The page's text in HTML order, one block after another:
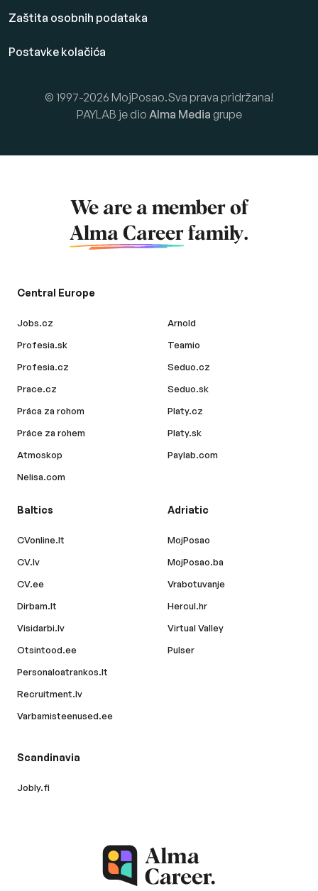
Zaštita osobnih podataka
Postavke kolačića
© 1997-2026 MojPosao.Sva prava pridržana!
PAYLAB je dio Alma Media grupe
We are a member of
Alma Career family.
Central Europe
Jobs.cz
Profesia.sk
Profesia.cz
Prace.cz
Práca za rohom
Práce za rohem
Atmoskop
Nelisa.com
Arnold
Teamio
Seduo.cz
Seduo.sk
Platy.cz
Platy.sk
Paylab.com
Baltics
CVonline.lt
CV.lv
CV.ee
Dirbam.lt
Visidarbi.lv
Otsintood.ee
Personaloatrankos.lt
Recruitment.lv
Varbamisteenused.ee
Adriatic
MojPosao
MojPosao.ba
Vrabotuvanje
Hercul.hr
Virtual Valley
Pulser
Scandinavia
Jobly.fi